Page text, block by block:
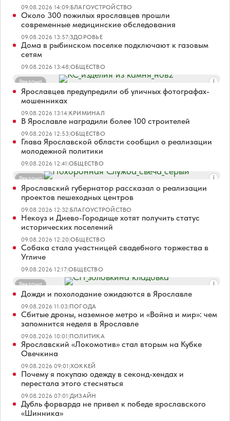
09.08.2026 14:09|БЛАГОУСТРОЙСТВО
Около 300 пожилых ярославцев прошли
современные медицинские обследования
09.08.2026 13:57|ЗДОРОВЬЕ
Дома в рыбинском поселке подключают к газовым
сетям
09.08.2026 13:48|ОБЩЕСТВО
Реклама
Ярославцев предупредили об уличных фотографах-
мошенниках
09.08.2026 13:14|КРИМИНАЛ
В Ярославле наградили более 100 строителей
09.08.2026 12:53|ОБЩЕСТВО
Глава Ярославской области сообщил о реализации
молодежной политики
09.08.2026 12:41|ОБЩЕСТВО
Реклама
Ярославский губернатор рассказал о реализации
проектов пешеходных центров
09.08.2026 12:32|БЛАГОУСТРОЙСТВО
Некоуз и Диево-Городище хотят получить статус
исторических поселений
09.08.2026 12:20|ОБЩЕСТВО
Собака стала участницей свадебного торжества в
Угличе
09.08.2026 12:17|ОБЩЕСТВО
Реклама
Дожди и похолодание ожидаются в Ярославле
09.08.2026 11:03|ПОГОДА
Сбитые дроны, наземное метро и «Война и мир»: чем
запомнится неделя в Ярославле
09.08.2026 10:01|ПОЛИТИКА
Ярославский «Локомотив» стал вторым на Кубке
Овечкина
09.08.2026 09:01|ХОККЕЙ
Почему я покупаю одежду в секонд-хендах и
перестала этого стесняться
09.08.2026 07:01|ДИЗАЙН
Дубль форварда не привел к победе ярославского
«Шинника»